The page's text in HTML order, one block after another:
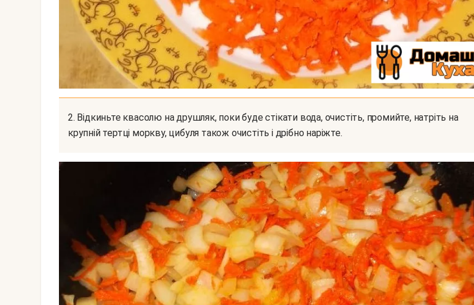
2. Відкиньте квасолю на друшляк, поки буде стікати вода, очистіть, промийте, натріть на
крупній тертці моркву, цибуля також очистіть і дрібно наріжте.